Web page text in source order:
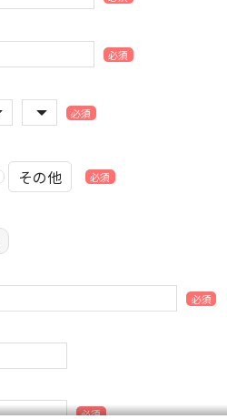
必須
必須
その他 必須
必須
必須